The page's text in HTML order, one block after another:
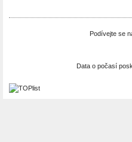
Podívejte se
Data o počasí